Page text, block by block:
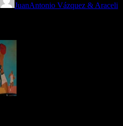
JuanAntonio Vázquez & Araceli